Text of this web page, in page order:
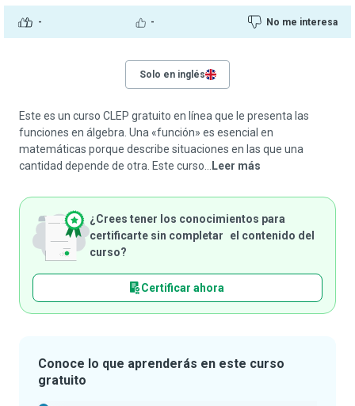
- - No me interesa
Solo en inglés
Este es un curso CLEP gratuito en línea que le presenta las
funciones en álgebra. Una «función» es esencial en
matemáticas porque describe situaciones en las que una
cantidad depende de otra. Este curso...
Leer más
¿Crees tener los conocimientos para
certificarte sin completar el contenido del
curso?
Certificar ahora
Conoce lo que aprenderás en este curso
gratuito